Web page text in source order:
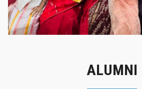
ALUMNI